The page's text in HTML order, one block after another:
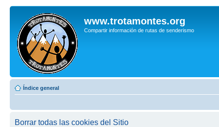
www.trotamontes.org
Compartir información de rutas de senderismo
Índice general
Borrar todas las cookies del Sitio